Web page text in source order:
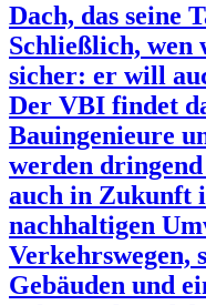
Dach, das seine
Schließlich, wen
sicher: er will
Der VBI findet
Bauingenieure
werden
auch in Zukunft
nachhaltigen
Verkehrswegen,
Gebäuden und